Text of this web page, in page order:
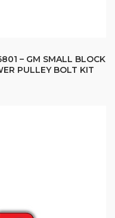
– GM SMALL BLOCK
PULLEY BOLT KIT